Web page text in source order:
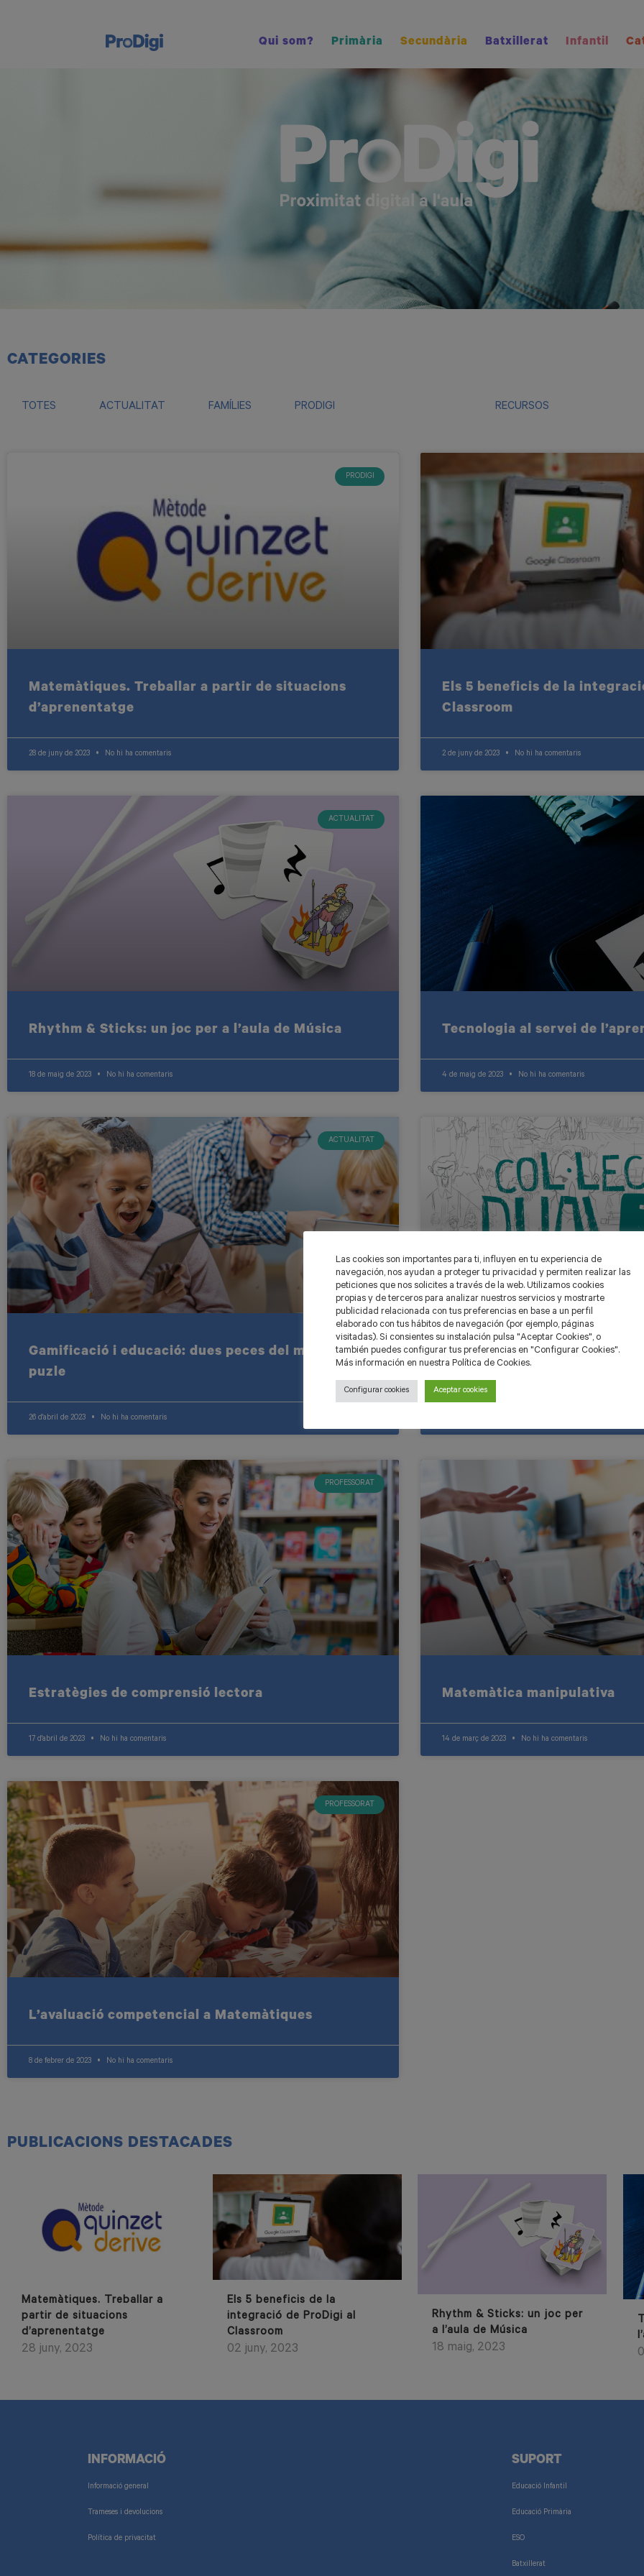
Qui som? Primària Secundària Batxillerat Infantil
CATEGORIES
TOTES ACTUALITAT FAMÍLIES PRODIGI RECURSOS
PRODIGI
Matemàtiques. Treballar a partir de situacions
d’aprenentatge
28 de juny de 2023 No hi ha comentaris
Els 5 beneficis de la
Classroom
2 de juny de 2023 No hi ha comentaris
ACTUALITAT
Rhythm & Sticks: un joc per a l’aula de Música
18 de maig de 2023 No hi ha comentaris
Tecnologia al servei de
4 de maig de 2023 No hi ha comentaris
ACTUALITAT
Gamificació i educació: dues peces del mateix
puzle
26 d'abril de 2023 No hi ha comentaris
Devora llibres amb la
PROFESSORAT
Estratègies de comprensió lectora
17 d'abril de 2023 No hi ha comentaris
Matemàtica manipulativa
14 de març de 2023 No hi ha comentaris
PROFESSORAT
L’avaluació competencial a Matemàtiques
8 de febrer de 2023 No hi ha comentaris
PUBLICACIONS DESTACADES
Matemàtiques. Treballar a
partir de situacions
d’aprenentatge
28 juny, 2023
Els 5 beneficis de la
integració de ProDigi al
Classroom
02 juny, 2023
Rhythm & Sticks: un joc per
a l’aula de Música
18 maig, 2023
INFORMACIÓ
Informació general
Trameses i devolucions
Política de privacitat
SUPORT
Educació Infantil
Educació Primària
ESO
Batxillerat
Las cookies son importantes para ti, influyen en tu experiencia de
navegación, nos ayudan a proteger tu privacidad y permiten realizar las
peticiones que nos solicites a través de la web. Utilizamos cookies
propias y de terceros para analizar nuestros servicios y mostrarte
publicidad relacionada con tus preferencias en base a un perfil
elaborado con tus hábitos de navegación (por ejemplo, páginas
visitadas). Si consientes su instalación pulsa "Aceptar Cookies", o
también puedes configurar tus preferencias en "Configurar Cookies".
Más información en nuestra Política de Cookies.
Configurar cookies Aceptar cookies